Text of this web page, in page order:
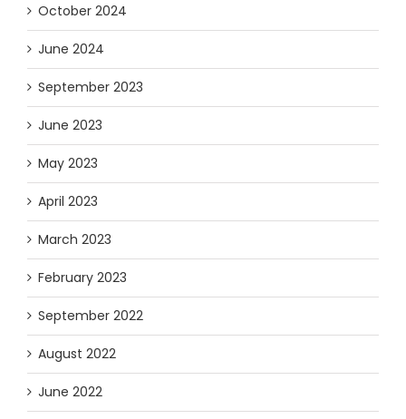
October 2024
June 2024
September 2023
June 2023
May 2023
April 2023
March 2023
February 2023
September 2022
August 2022
June 2022